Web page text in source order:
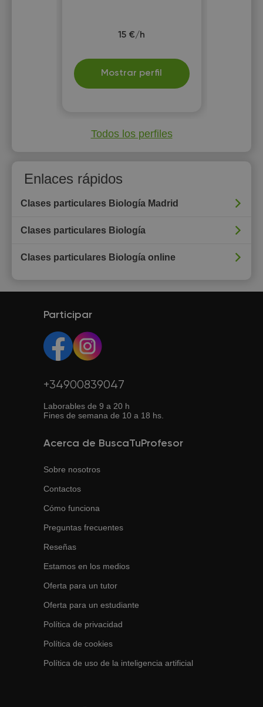
15 €/h
Mostrar perfil
Todos los perfiles
Enlaces rápidos
Clases particulares Biología Madrid
Clases particulares Biología
Clases particulares Biología online
Participar
+34900839047
Laborables de 9 a 20 h
Fines de semana de 10 a 18 hs.
Acerca de BuscaTuProfesor
Sobre nosotros
Contactos
Cómo funciona
Preguntas frecuentes
Reseñas
Estamos en los medios
Oferta para un tutor
Oferta para un estudiante
Política de privacidad
Política de cookies
Política de uso de la inteligencia artificial